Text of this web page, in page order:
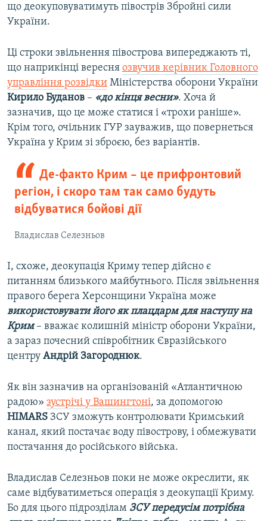
що деокуповуватимуть півострів Збройні сили
України.
Ці строки звільнення півострова випереджають ті,
що наприкінці вересня озвучив керівник Головного
управління розвідки Міністерства оборони України
Кирило Буданов – «до кінця весни». Хоча й
зазначив, що це може статися і «трохи раніше».
Крім того, очільник ГУР зауважив, що повернеться
Україна у Крим зі зброєю, без варіантів.
Де-факто Крим – це прифронтовий
регіон, і скоро там так само будуть
відбуватися бойові дії
Владислав Селезньов
І, схоже, деокупація Криму тепер дійсно є
питанням близького майбутнього. Після звільнення
правого берега Херсонщини Україна може
використовувати його як плацдарм для наступу на
Крим– вважає колишній міністр оборони України,
а зараз почесний співробітник Євразійського
центру Андрій Загороднюк.
Як він зазначив на організованій «Атлантичною
радою» зустрічі у Вашингтоні, за допомогою
HIMARS ЗСУ зможуть контролювати Кримський
канал, який постачає воду півострову, і обмежувати
постачання до російського війська.
Владислав Селезньов поки не може окреслити, як
саме відбуватиметься операція з деокупації Криму.
Бо для цього підрозділам ЗСУ передусім потрібна